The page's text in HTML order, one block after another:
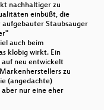
nachhaltiger zu
einbüßt, die
aufgebauter Staubsauger
auch beim
klobig wirkt. Ein
neu entwickelt
zu
(angedachte)
nur eine eher